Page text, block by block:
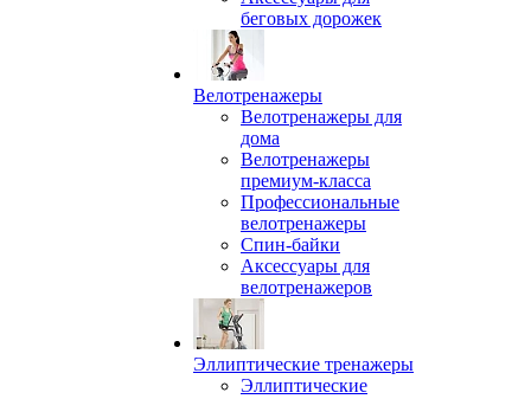
беговых дорожек
Велотренажеры
Велотренажеры для
дома
Велотренажеры
премиум-класса
Профессиональные
велотренажеры
Спин-байки
Аксессуары для
велотренажеров
Эллиптические тренажеры
Эллиптические